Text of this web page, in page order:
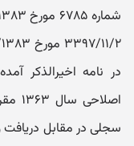
سجلی در مقابل